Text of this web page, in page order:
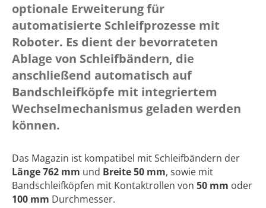
optionale Erweiterung für
automatisierte Schleifprozesse mit
Roboter. Es dient der bevorrateten
Ablage von Schleifbändern, die
anschließend automatisch auf
Bandschleifköpfe mit integriertem
Wechselmechanismus geladen werden
können.
Das Magazin ist kompatibel mit Schleifbändern der
Länge 762 mm und Breite 50 mm, sowie mit
Bandschleifköpfen mit Kontaktrollen von 50 mm oder
100 mm Durchmesser.